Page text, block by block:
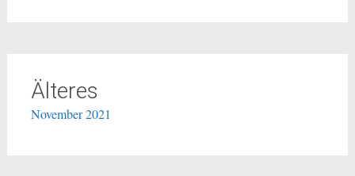
Älteres
November 2021